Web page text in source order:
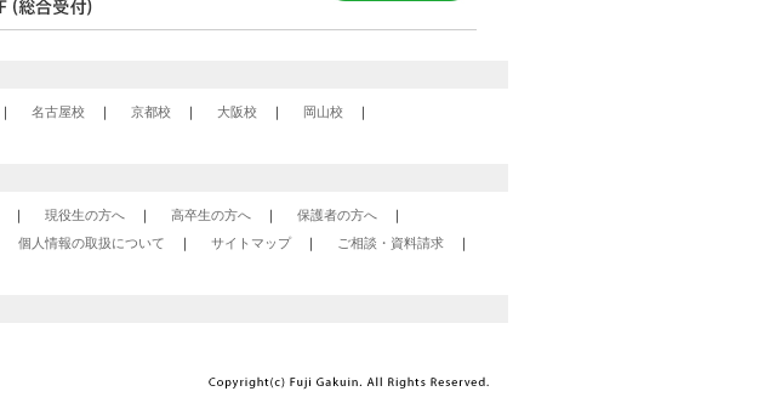
名古屋校 京都校 大阪校
岡山校
現役生の方へ 高卒生の方へ
保護者の方へ
個人情報の取扱について サイトマップ
ご相談・資料請求